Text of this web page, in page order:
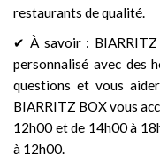
restaurants de qualité.
✔ À savoir : BIARRITZ
personnalisé avec des
questions et vous
BIARRITZ BOX vous
12h00 et de 14h00 à
à 12h00.